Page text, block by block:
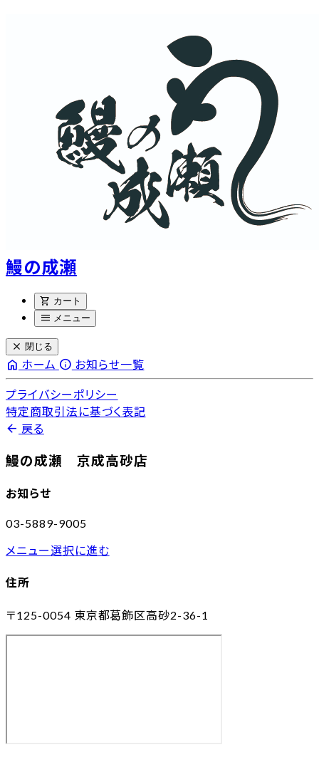
鰻の成瀬
shopping_cart カート
menu メニュー
close 閉じる
home ホーム info お知らせ一覧
プライバシーポリシー
特定商取引法に基づく表記
arrow_back 戻る
鰻の成瀬 京成高砂店
お知らせ
03-5889-9005
メニュー選択に進む
住所
〒125-0054 東京都葛飾区高砂2-36-1